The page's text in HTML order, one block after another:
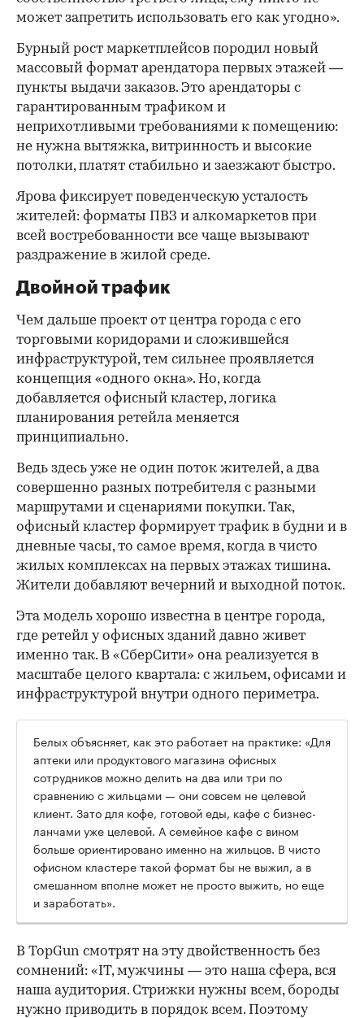
может запретить использовать его как угодно».
Бурный рост маркетплейсов породил новый
массовый формат арендатора первых этажей —
пункты выдачи заказов. Это арендаторы с
гарантированным трафиком и
неприхотливыми требованиями к помещению:
не нужна вытяжка, витринность и высокие
потолки, платят стабильно и заезжают быстро.
Ярова фиксирует поведенческую усталость
жителей: форматы ПВЗ и алкомаркетов при
всей востребованности все чаще вызывают
раздражение в жилой среде.
Двойной трафик
Чем дальше проект от центра города с его
торговыми коридорами и сложившейся
инфраструктурой, тем сильнее проявляется
концепция «одного окна». Но, когда
добавляется офисный кластер, логика
планирования ретейла меняется
принципиально.
Ведь здесь уже не один поток жителей, а два
совершенно разных потребителя с разными
маршрутами и сценариями покупки. Так,
офисный кластер формирует трафик в будни и в
дневные часы, то самое время, когда в чисто
жилых комплексах на первых этажах тишина.
Жители добавляют вечерний и выходной поток.
Эта модель хорошо известна в центре города,
где ретейл у офисных зданий давно живет
именно так. В «СберСити» она реализуется в
масштабе целого квартала: с жильем, офисами и
инфраструктурой внутри одного периметра.
Белых объясняет, как это работает на практике: «Для
аптеки или продуктового магазина офисных
сотрудников можно делить на два или три по
сравнению с жильцами — они совсем не целевой
клиент. Зато для кофе, готовой еды, кафе с бизнес-
ланчами уже целевой. А семейное кафе с вином
больше ориентировано именно на жильцов. В чисто
офисном кластере такой формат бы не выжил, а в
смешанном вполне может не просто выжить, но еще
и заработать».
В TopGun смотрят на эту двойственность без
сомнений: «IT, мужчины — это наша сфера, вся
наша аудитория. Стрижки нужны всем, бороды
нужно приводить в порядок всем. Поэтому